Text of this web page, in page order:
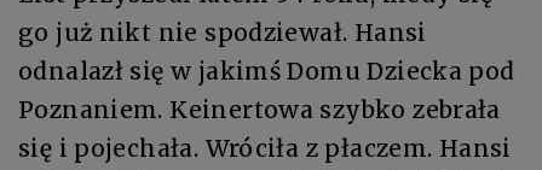
go już nikt nie spodziewał. Hansi
odnalazł się w jakimś Domu Dziecka pod
Poznaniem. Keinertowa szybko zebrała
się i pojechała. Wróciła z płaczem. Hansi